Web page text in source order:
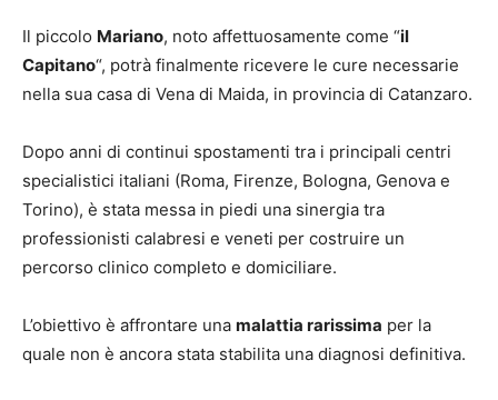
Il piccolo Mariano, noto affettuosamente come “il
Capitano“, potrà finalmente ricevere le cure necessarie
nella sua casa di Vena di Maida, in provincia di Catanzaro.
Dopo anni di continui spostamenti tra i principali centri
specialistici italiani (Roma, Firenze, Bologna, Genova e
Torino), è stata messa in piedi una sinergia tra
professionisti calabresi e veneti per costruire un
percorso clinico completo e domiciliare.
L’obiettivo è affrontare una malattia rarissima per la
quale non è ancora stata stabilita una diagnosi definitiva.